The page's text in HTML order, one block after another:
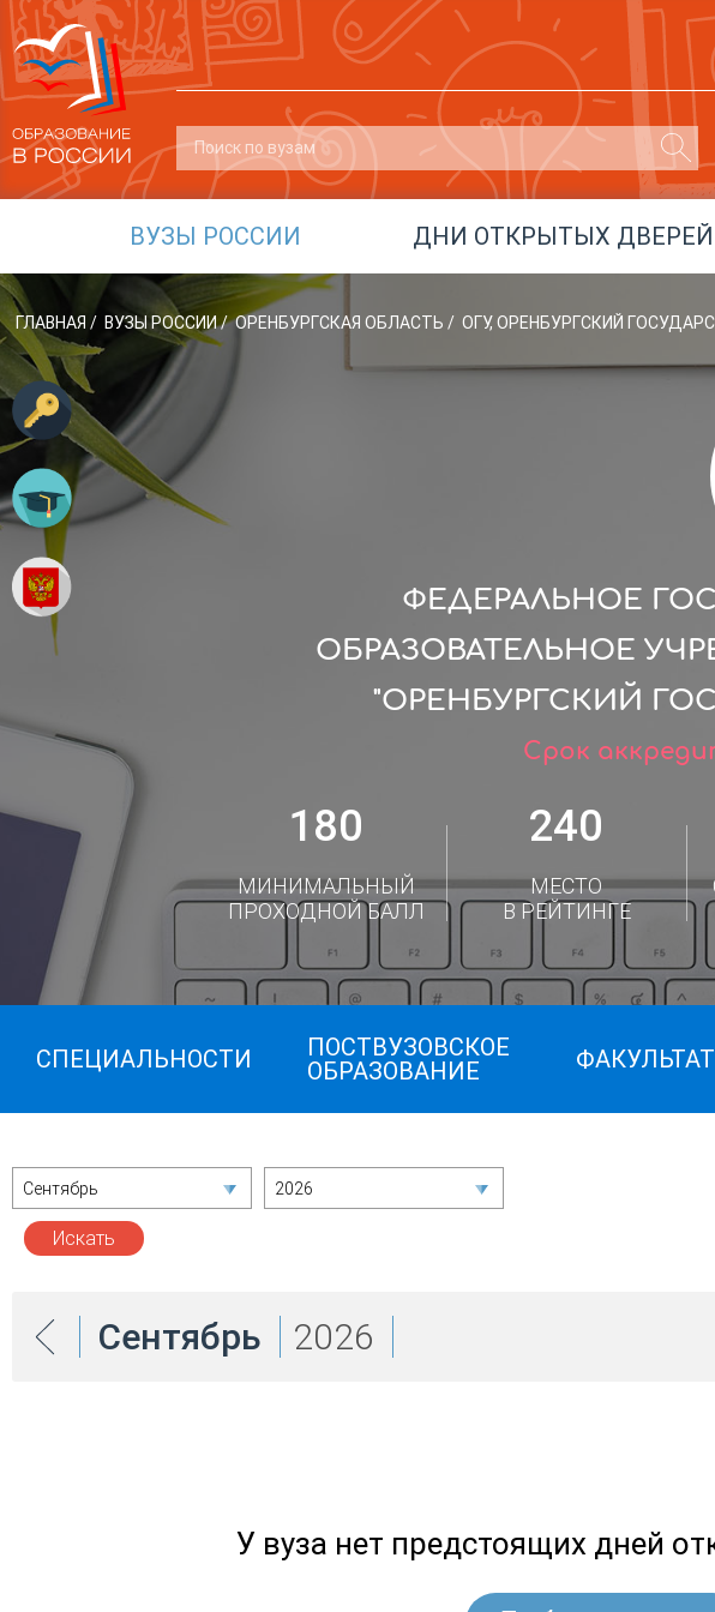
ВУЗЫ РОССИИ ДНИ ОТКРЫТЫХ ДВЕРЕЙ
ГЛАВНАЯ / ВУЗЫ РОССИИ/ ОРЕНБУРГСКАЯ ОБЛАСТЬ / ОГУ, ОРЕНБУРГСКИЙ
ФЕДЕРАЛЬНОЕ
ОБРАЗОВАТЕЛЬНОЕ
"ОРЕНБУРГСКИЙ
Срок
180
МИНИМАЛЬНЫЙ
ПРОХОДНОЙ БАЛЛ
240
МЕСТО
В РЕЙТИНГЕ
СПЕЦИАЛЬНОСТИ
ПОСТВУЗОВСКОЕ
ОБРАЗОВАНИЕ
Сентябрь 2026
Сентябрь 2026
У вуза нет предстоящих дней